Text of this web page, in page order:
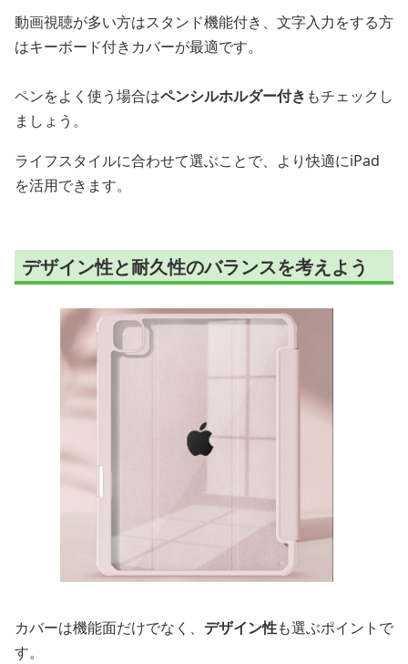
動画視聴が多い方はスタンド機能付き、文字入力をする方
はキーボード付きカバーが最適です。
ペンをよく使う場合はペンシルホルダー付き もチェックし
ましょう。
ライフスタイルに合わせて選ぶことで、より快適にiPad
を活用できます。
デザイン性と耐久性のバランスを考えよう
カバーは機能面だけでなく、 デザイン性も選ぶポイントで
す。